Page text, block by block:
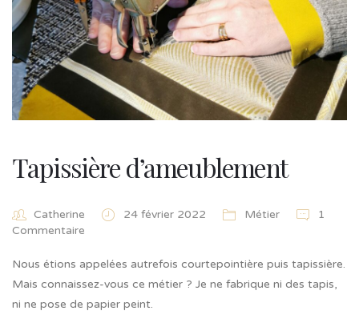
Tapissière d’ameublement
Catherine 24 février 2022 Métier
1
Commentaire
Nous étions appelées autrefois courtepointière puis tapissière.
Mais connaissez-vous ce métier ? Je ne fabrique ni des tapis,
ni ne pose de papier peint.